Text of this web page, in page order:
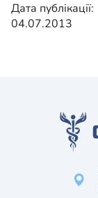
Дата публікації:
04.07.2013